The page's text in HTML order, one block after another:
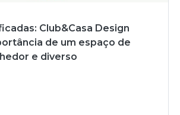
Club&Casa Design
de um espaço de
e diverso